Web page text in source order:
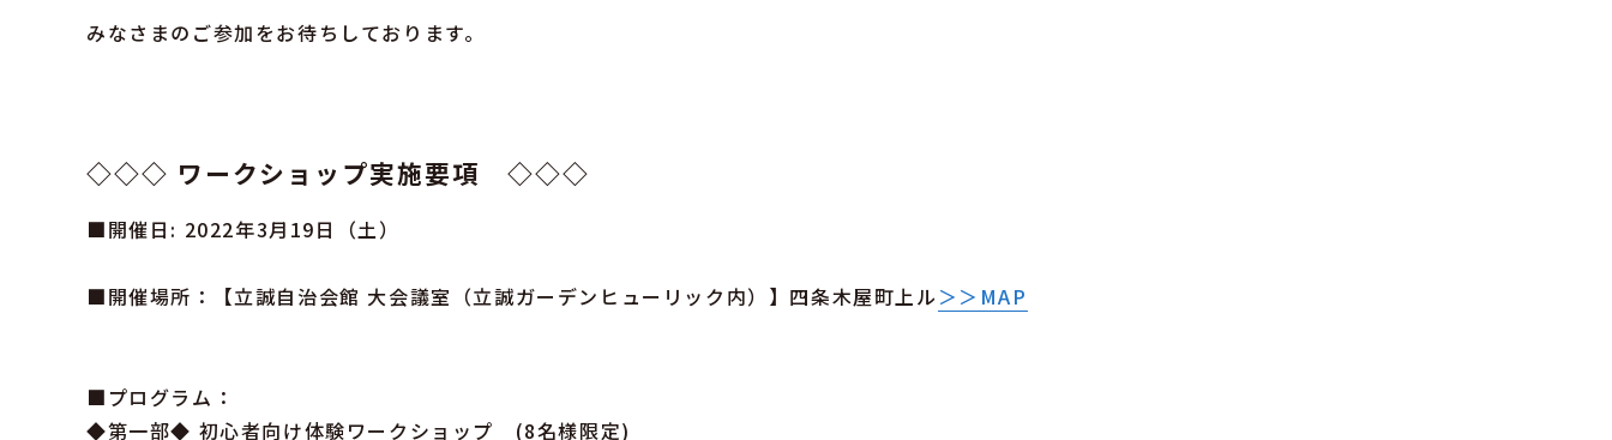
みなさまのご参加をお待ちしております。
◇◇◇ ワークショップ実施要項 ◇◇◇
■開催日: 2022年3月19日（土）
■開催場所：【立誠自治会館 大会議室（立誠ガーデンヒューリック内）】四条木屋町上ル＞＞MAP
■プログラム：
◆第一部◆ 初心者向け体験ワークショップ (8名様限定)